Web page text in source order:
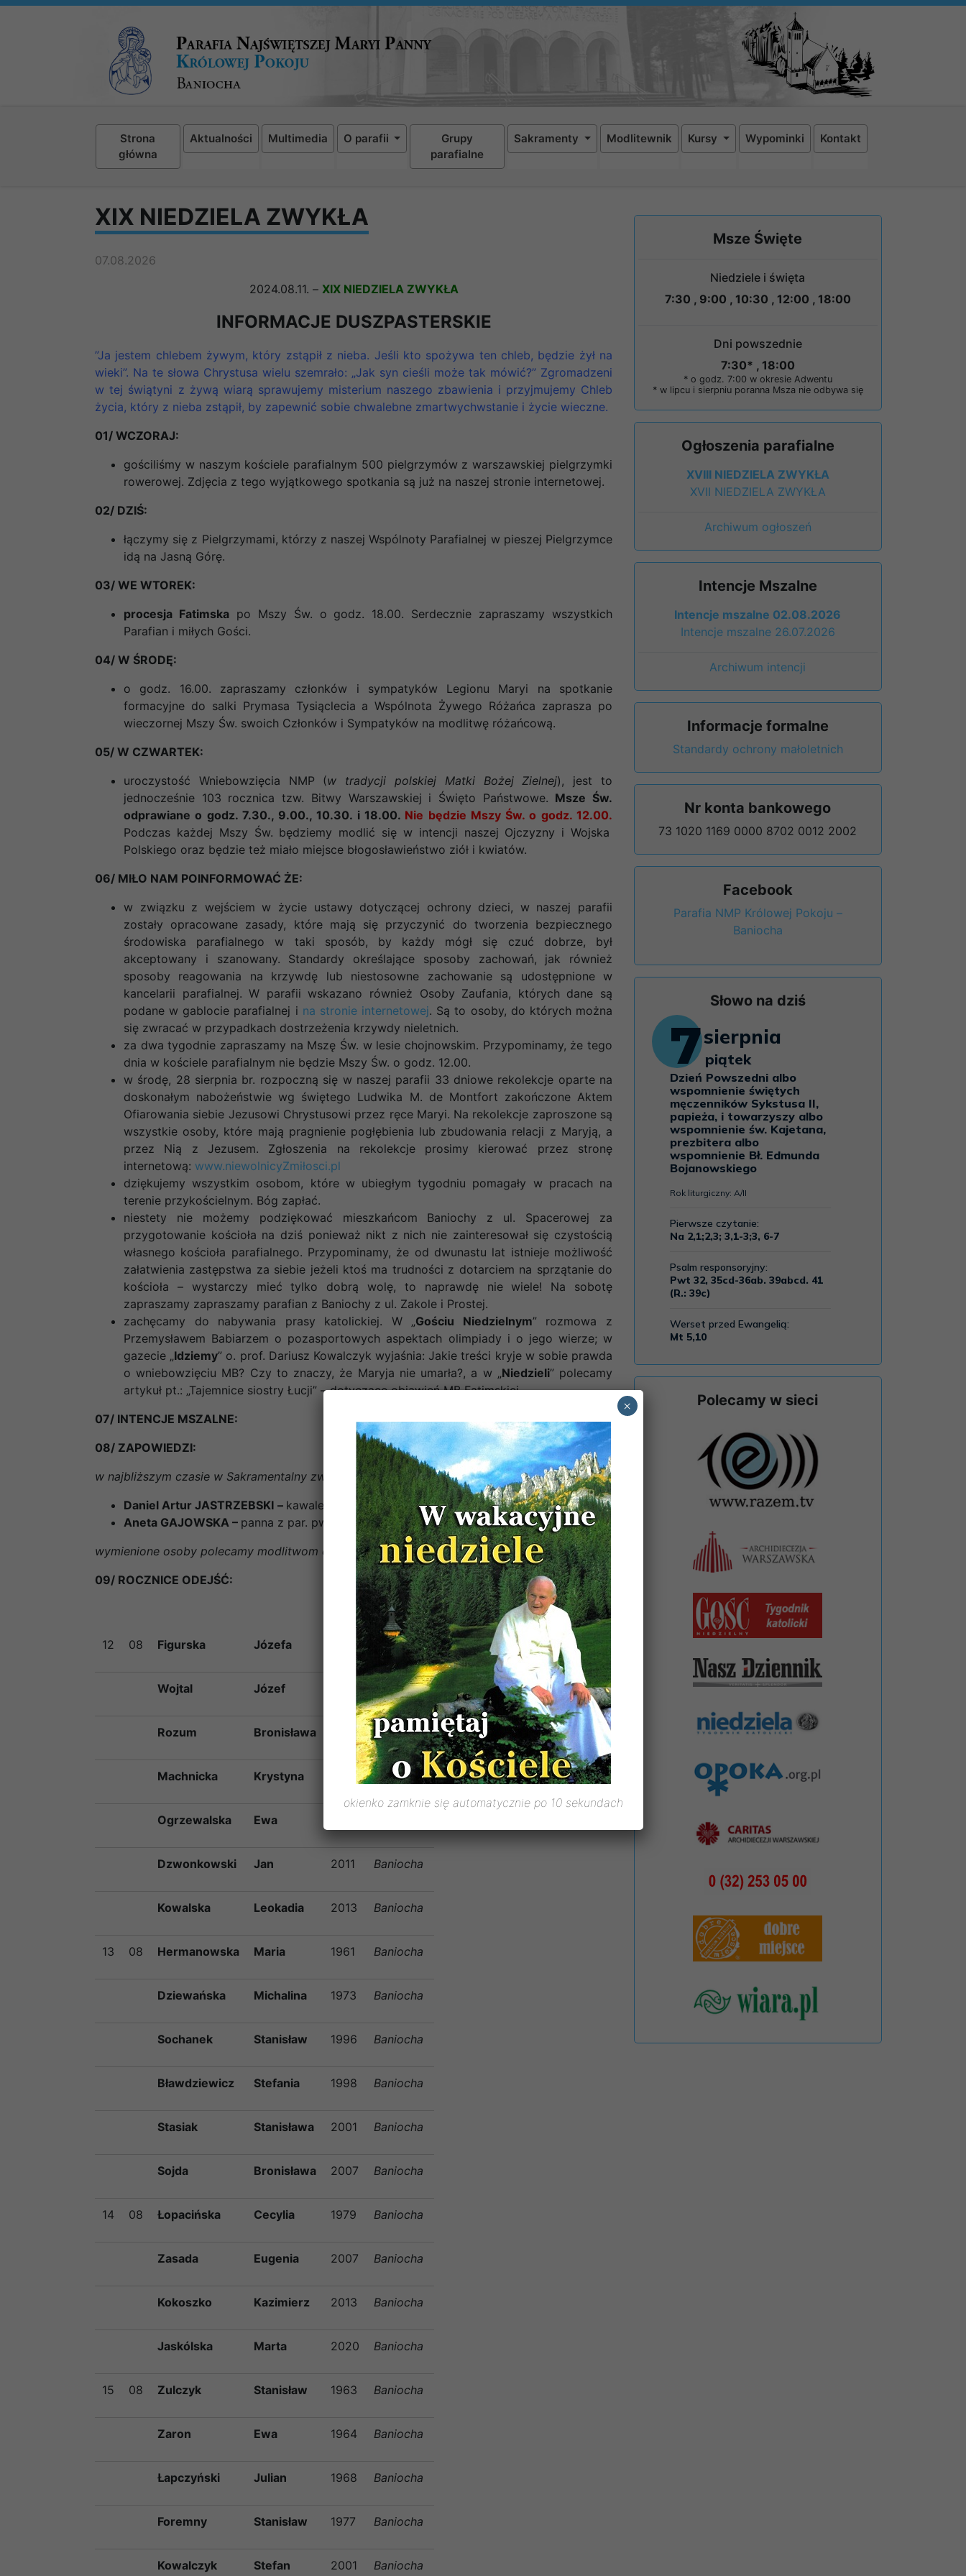
Strona
główna
Aktualności Multimedia O parafii
Grupy
parafialne
Sakramenty Modlitewnik Kursy Wypominki Kontakt
XIX NIEDZIELA ZWYKŁA
07.08.2026
2024.08.11. – XIX NIEDZIELA ZWYKŁA
INFORMACJE DUSZPASTERSKIE
”Ja jestem chlebem żywym, który zstąpił z nieba. Jeśli kto spożywa ten chleb, będzie żył na
wieki”. Na te słowa Chrystusa wielu szemrało: „Jak syn cieśli może tak mówić?” Zgromadzeni
w tej świątyni z żywą wiarą sprawujemy misterium naszego zbawienia i przyjmujemy Chleb
życia, który z nieba zstąpił, by zapewnić sobie chwalebne zmartwychwstanie i życie wieczne.
01/ WCZORAJ:
gościliśmy w naszym kościele parafialnym 500 pielgrzymów z warszawskiej pielgrzymki
rowerowej. Zdjęcia z tego wyjątkowego spotkania są już na naszej stronie internetowej.
02/ DZIŚ:
łączymy się z Pielgrzymami, którzy z naszej Wspólnoty Parafialnej w pieszej Pielgrzymce
idą na Jasną Górę.
03/ WE WTOREK:
procesja Fatimskapo Mszy Św. o godz. 18.00. Serdecznie zapraszamy wszystkich
Parafian i miłych Gości.
04/ W ŚRODĘ:
o godz. 16.00. zapraszamy członków i sympatyków Legionu Maryi na spotkanie
formacyjne do salki Prymasa Tysiąclecia a Wspólnota Żywego Różańca zaprasza po
wieczornej Mszy Św. swoich Członków i Sympatyków na modlitwę różańcową.
05/ W CZWARTEK:
uroczystość Wniebowzięcia NMP (w tradycji polskiej Matki Bożej Zielnej), jest to
jednocześnie 103 rocznica tzw. Bitwy Warszawskiej i Święto Państwowe. Msze Św.
odprawiane o godz. 7.30., 9.00., 10.30. i 18.00. Nie będzie Mszy Św. o godz. 12.00.
Podczas każdej Mszy Św. będziemy modlić się w intencji naszej Ojczyzny i Wojska
Polskiego oraz będzie też miało miejsce błogosławieństwo ziół i kwiatów.
06/ MIŁO NAM POINFORMOWAĆ ŻE:
w związku z wejściem w życie ustawy dotyczącej ochrony dzieci, w naszej parafii
zostały opracowane zasady, które mają się przyczynić do tworzenia bezpiecznego
środowiska parafialnego w taki sposób, by każdy mógł się czuć dobrze, był
akceptowany i szanowany. Standardy określające sposoby zachowań, jak również
sposoby reagowania na krzywdę lub niestosowne zachowanie są udostępnione w
kancelarii parafialnej. W parafii wskazano również Osoby Zaufania, których dane są
podane w gablocie parafialnej i na stronie internetowej. Są to osoby, do których można
się zwracać w przypadkach dostrzeżenia krzywdy nieletnich.
za dwa tygodnie zapraszamy na Mszę Św. w lesie chojnowskim. Przypominamy, że tego
dnia w kościele parafialnym nie będzie Mszy Św. o godz. 12.00.
w środę, 28 sierpnia br. rozpoczną się w naszej parafii 33 dniowe rekolekcje oparte na
doskonałym nabożeństwie wg świętego Ludwika M. de Montfort zakończone Aktem
Ofiarowania siebie Jezusowi Chrystusowi przez ręce Maryi. Na rekolekcje zaproszone są
wszystkie osoby, które mają pragnienie pogłębienia lub zbudowania relacji z Maryją, a
przez Nią z Jezusem. Zgłoszenia na rekolekcje prosimy kierować przez stronę
internetową: www.niewolnicyZmiłosci.pl
dziękujemy wszystkim osobom, które w ubiegłym tygodniu pomagały w pracach na
terenie przykościelnym. Bóg zapłać.
niestety nie możemy podziękować mieszkańcom Baniochy z ul. Spacerowej za
przygotowanie kościoła na dziś ponieważ nikt z nich nie zainteresował się czystością
własnego kościoła parafialnego. Przypominamy, że od dwunastu lat istnieje możliwość
załatwienia zastępstwa za siebie jeżeli ktoś ma trudności z dotarciem na sprzątanie do
kościoła – wystarczy mieć tylko dobrą wolę, to naprawdę nie wiele! Na sobotę
zapraszamy zapraszamy parafian z Baniochy z ul. Zakole i Prostej.
zachęcamy do nabywania prasy katolickiej. W „Gościu Niedzielnym” rozmowa z
Przemysławem Babiarzem o pozasportowych aspektach olimpiady i o jego wierze; w
gazecie „Idziemy” o. prof. Dariusz Kowalczyk wyjaśnia: Jakie treści kryje w sobie prawda
o wniebowzięciu MB? Czy to znaczy, że Maryja nie umarła?, a w „Niedzieli” polecamy
artykuł pt.: „Tajemnice siostry Łucji” – dotyczące objawień MB Fatimskiej.
07/ INTENCJE MSZALNE:
08/ ZAPOWIEDZI:
w najbliższym czasie w Sakramentalny związek małżeński mają zamiar wstąpić:
Daniel Artur JASTRZEBSKI – kawaler
z parafii tutejszej.
Aneta GAJOWSKA – panna z par. pw. Św. Dominika w W-wie.ZAP. PIERWSZE
wymienione osoby polecamy modlitwom całej wspólnoty parafialnej.
09/ ROCZNICE ODEJŚĆ:
12 08 Figurska Józefa 1955 Słomczyn
Wojtal Józef Baniocha
Rozum Bronisława 1992 Baniocha
Machnicka Krystyna 1997 Baniocha
Ogrzewalska Ewa
Dzwonkowski Jan 2011 Baniocha
Kowalska Leokadia 2013 Baniocha
13 08 Hermanowska Maria 1961 Baniocha
Dziewańska Michalina 1973 Baniocha
Sochanek Stanisław 1996 Baniocha
Bławdziewicz Stefania 1998 Baniocha
Stasiak Stanisława 2001 Baniocha
Sojda Bronisława 2007 Baniocha
14 08 Łopacińska Cecylia 1979 Baniocha
Zasada Eugenia 2007 Baniocha
Kokoszko Kazimierz 2013 Baniocha
Jaskólska Marta 2020 Baniocha
15 08 Zulczyk Stanisław 1963 Baniocha
Zaron Ewa 1964 Baniocha
Łapczyński Julian 1968 Baniocha
Foremny Stanisław 1977 Baniocha
Kowalczyk Stefan 2001 Baniocha
Msze Święte
Niedziele i święta
7:30 , 9:00 , 10:30 , 12:00 , 18:00
Dni powszednie
7:30* , 18:00
* o godz. 7:00 w okresie Adwentu
* w lipcu i sierpniu poranna Msza nie odbywa się
Ogłoszenia parafialne
XVIII NIEDZIELA ZWYKŁA
XVII NIEDZIELA ZWYKŁA
Archiwum ogłoszeń
Intencje Mszalne
Intencje mszalne 02.08.2026
Intencje mszalne 26.07.2026
Archiwum intencji
Informacje formalne
Standardy ochrony małoletnich
Nr konta bankowego
73 1020 1169 0000 8702 0012 2002
Facebook
Parafia NMP Królowej Pokoju –
Baniocha
Słowo na dziś
Polecamy w sieci
okienko zamknie się automatycznie po 10 sekundach
×